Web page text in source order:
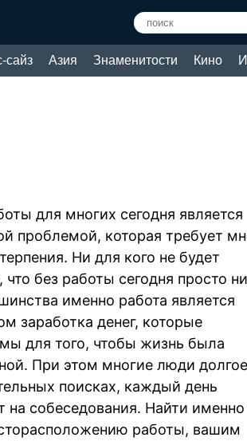
сайз Азия Знаменитости Кино
для многих сегодня является
проблемой, которая требует
Ни для кого не будет
что без работы сегодня просто
именно работа является
заработка денег, которые
для того, чтобы жизнь была
При этом многие люди долгое
поисках, каждый день
собеседования. Найти именно
работы, вашим